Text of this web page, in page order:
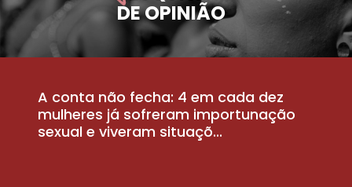
DE OPINIÃO
A conta não fecha: 4 em cada dez
mulheres já sofreram importunação
sexual e viveram situaçõ...